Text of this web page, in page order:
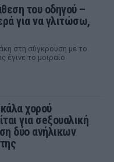
του οδηγού –
για να γλιτώσω,
στη σύγκρουση με το
έγινε το μοιραίο
χορού
για σeξουαλική
δύο ανήλικων